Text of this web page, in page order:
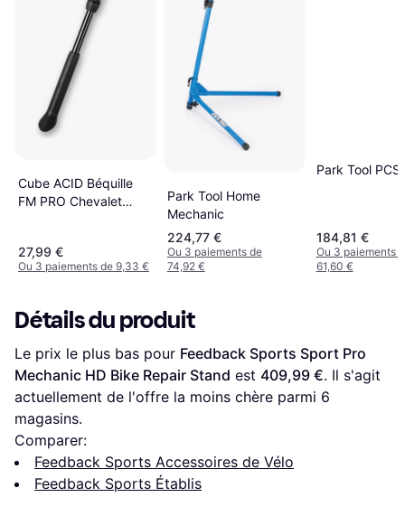
Cube ACID Béquille
FM PRO Chevalet
27,99 €
Ou 3 paiements de 9,33 €
Park Tool Home
Mechanic
224,77 €
Ou 3 paiements de
74,92 €
Park Tool
184,81 €
Ou 3 paiements
61,60 €
Détails du produit
Le prix le plus bas pour Feedback Sports Sport Pro
Mechanic HD Bike Repair Stand est 409,99 €. Il s'agit
actuellement de l'offre la moins chère parmi 6
magasins.
Comparer:
Feedback Sports Accessoires de Vélo
Feedback Sports Établis